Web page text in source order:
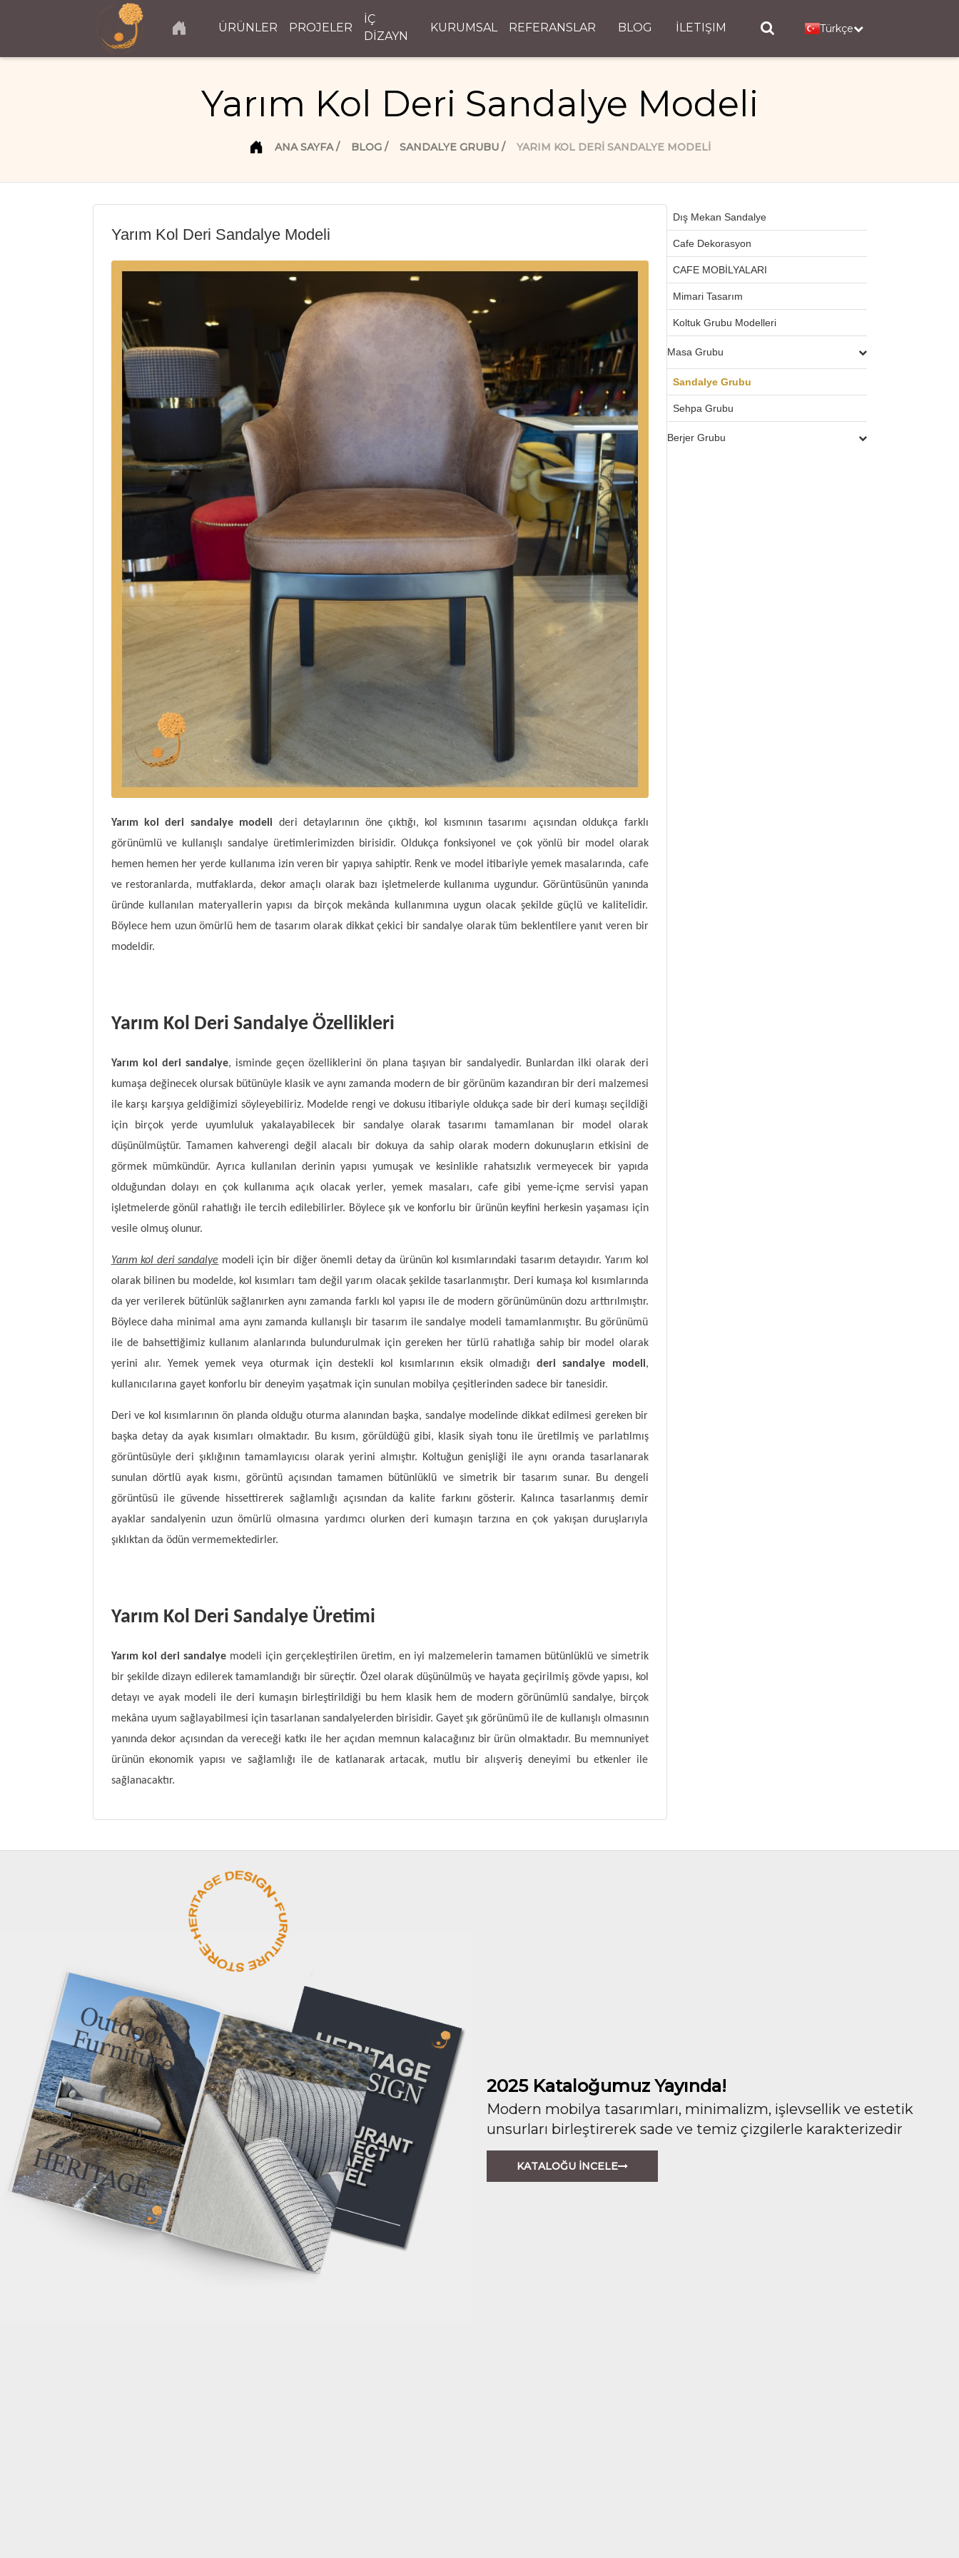
ÜRÜNLER PROJELER
İÇ
DİZAYN
KURUMSAL REFERANSLAR BLOG İLETIŞIM Türkçe
Yarım Kol Deri Sandalye Modeli
ANA SAYFA BLOG SANDALYE GRUBU YARIM KOL DERI SANDALYE MODELI
Yarım Kol Deri Sandalye Modeli
Yarım kol deri sandalye modeli deri detaylarının öne çıktığı, kol kısmının tasarımı açısından oldukça farklı
görünümlü ve kullanışlı sandalye üretimlerimizden birisidir. Oldukça fonksiyonel ve çok yönlü bir model olarak
hemen hemen her yerde kullanıma izin veren bir yapıya sahiptir. Renk ve model itibariyle yemek masalarında, cafe
ve restoranlarda, mutfaklarda, dekor amaçlı olarak bazı işletmelerde kullanıma uygundur. Görüntüsünün yanında
üründe kullanılan materyallerin yapısı da birçok mekânda kullanımına uygun olacak şekilde güçlü ve kalitelidir.
Böylece hem uzun ömürlü hem de tasarım olarak dikkat çekici bir sandalye olarak tüm beklentilere yanıt veren bir
modeldir.
Yarım Kol Deri Sandalye Özellikleri
Yarım kol deri sandalye, isminde geçen özelliklerini ön plana taşıyan bir sandalyedir. Bunlardan ilki olarak deri
kumaşa değinecek olursak bütünüyle klasik ve aynı zamanda modern de bir görünüm kazandıran bir deri malzemesi
ile karşı karşıya geldiğimizi söyleyebiliriz. Modelde rengi ve dokusu itibariyle oldukça sade bir deri kumaşı seçildiği
için birçok yerde uyumluluk yakalayabilecek bir sandalye olarak tasarımı tamamlanan bir model olarak
düşünülmüştür. Tamamen kahverengi değil alacalı bir dokuya da sahip olarak modern dokunuşların etkisini de
görmek mümkündür. Ayrıca kullanılan derinin yapısı yumuşak ve kesinlikle rahatsızlık vermeyecek bir yapıda
olduğundan dolayı en çok kullanıma açık olacak yerler, yemek masaları, cafe gibi yeme-içme servisi yapan
işletmelerde gönül rahatlığı ile tercih edilebilirler. Böylece şık ve konforlu bir ürünün keyfini herkesin yaşaması için
vesile olmuş olunur.
Yarım kol deri sandalye modeli için bir diğer önemli detay da ürünün kol kısımlarındaki tasarım detayıdır. Yarım kol
olarak bilinen bu modelde, kol kısımları tam değil yarım olacak şekilde tasarlanmıştır. Deri kumaşa kol kısımlarında
da yer verilerek bütünlük sağlanırken aynı zamanda farklı kol yapısı ile de modern görünümünün dozu arttırılmıştır.
Böylece daha minimal ama aynı zamanda kullanışlı bir tasarım ile sandalye modeli tamamlanmıştır. Bu görünümü
ile de bahsettiğimiz kullanım alanlarında bulundurulmak için gereken her türlü rahatlığa sahip bir model olarak
yerini alır. Yemek yemek veya oturmak için destekli kol kısımlarının eksik olmadığıderi sandalye modeli,
kullanıcılarına gayet konforlu bir deneyim yaşatmak için sunulan mobilya çeşitlerinden sadece bir tanesidir.
Deri ve kol kısımlarının ön planda olduğu oturma alanından başka, sandalye modelinde dikkat edilmesi gereken bir
başka detay da ayak kısımları olmaktadır. Bu kısım, görüldüğü gibi, klasik siyah tonu ile üretilmiş ve parlatılmış
görüntüsüyle deri şıklığının tamamlayıcısı olarak yerini almıştır. Koltuğun genişliği ile aynı oranda tasarlanarak
sunulan dörtlü ayak kısmı, görüntü açısından tamamen bütünlüklü ve simetrik bir tasarım sunar. Bu dengeli
görüntüsü ile güvende hissettirerek sağlamlığı açısından da kalite farkını gösterir. Kalınca tasarlanmış demir
ayaklar sandalyenin uzun ömürlü olmasına yardımcı olurken deri kumaşın tarzına en çok yakışan duruşlarıyla
şıklıktan da ödün vermemektedirler.
Yarım Kol Deri Sandalye Üretimi
Yarım kol deri sandalye modeli için gerçekleştirilen üretim, en iyi malzemelerin tamamen bütünlüklü ve simetrik
bir şekilde dizayn edilerek tamamlandığı bir süreçtir. Özel olarak düşünülmüş ve hayata geçirilmiş gövde yapısı, kol
detayı ve ayak modeli ile deri kumaşın birleştirildiği bu hem klasik hem de modern görünümlü sandalye, birçok
mekâna uyum sağlayabilmesi için tasarlanan sandalyelerden birisidir. Gayet şık görünümü ile de kullanışlı olmasının
yanında dekor açısından da vereceği katkı ile her açıdan memnun kalacağınız bir ürün olmaktadır. Bu memnuniyet
ürünün ekonomik yapısı ve sağlamlığı ile de katlanarak artacak, mutlu bir alışveriş deneyimi bu etkenler ile
sağlanacaktır.
Dış Mekan Sandalye
Cafe Dekorasyon
CAFE MOBİLYALARI
Mimari Tasarım
Koltuk Grubu Modelleri
Masa Grubu
Sandalye Grubu
Sehpa Grubu
Berjer Grubu
2025 Kataloğumuz Yayında!
Modern mobilya tasarımları, minimalizm, işlevsellik ve estetik
unsurları birleştirerek sade ve temiz çizgilerle karakterizedir
KATALOĞU İNCELE